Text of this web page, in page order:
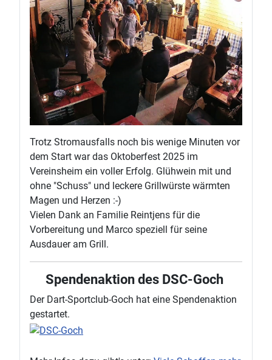
Trotz Stromausfalls noch bis wenige Minuten vor
dem Start war das Oktoberfest 2025 im
Vereinsheim ein voller Erfolg. Glühwein mit und
ohne "Schuss" und leckere Grillwürste wärmten
Magen und Herzen :-)
Vielen Dank an Familie Reintjens für die
Vorbereitung und Marco speziell für seine
Ausdauer am Grill.
Spendenaktion des DSC-Goch
Der Dart-Sportclub-Goch hat eine Spendenaktion
gestartet.